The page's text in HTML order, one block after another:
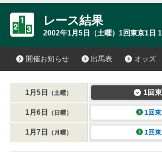
レース結果
2002年1月5日（土曜）1回東京1日
開催お知らせ 出馬表 オッズ
1月5日 （土曜） 1回
1月6日 （日曜） 1回
1月7日 （月曜） 1回